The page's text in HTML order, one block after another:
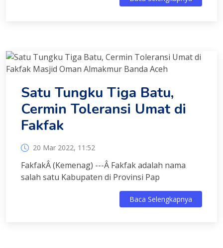
Satu Tungku Tiga Batu,
Cermin Toleransi Umat di
Fakfak
20 Mar 2022, 11:52
FakfakÂ (Kemenag) ---Â Fakfak adalah nama
salah satu Kabupaten di Provinsi Pap
Baca Selengkapnya